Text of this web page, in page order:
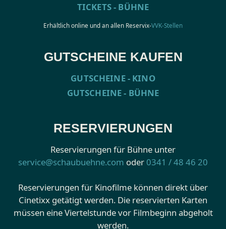
TICKETS - BÜHNE
Erhältlich online und an allen Reservix-VVK-Stellen
GUTSCHEINE KAUFEN
GUTSCHEINE - KINO
GUTSCHEINE - BÜHNE
RESERVIERUNGEN
Reservierungen für Bühne unter
service@schaubuehne.com oder 0341 / 48 46 20
Reservierungen für Kinofilme können direkt über
Cinetixx getätigt werden. Die reservierten Karten
müssen eine Viertelstunde vor Filmbeginn abgeholt
werden.